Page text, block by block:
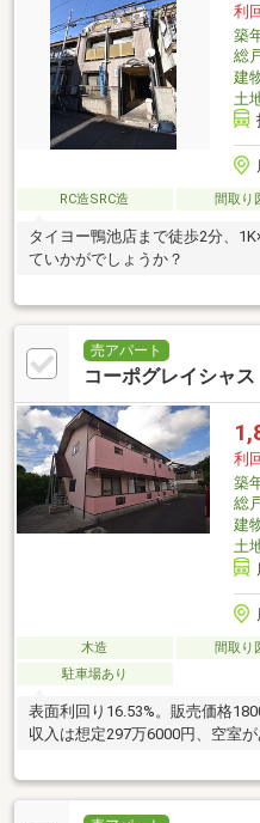
利
築
総
建
土
RC造SRC造 間取り
タイヨー鴨池店まで徒歩2分、
ていかがでしょうか？
売アパート
コーポグレイシャス
利
築
総
建
土
木造 間取り
駐車場あり
表面利回り16.53%。販売価格
収入は想定297万6000円、空室